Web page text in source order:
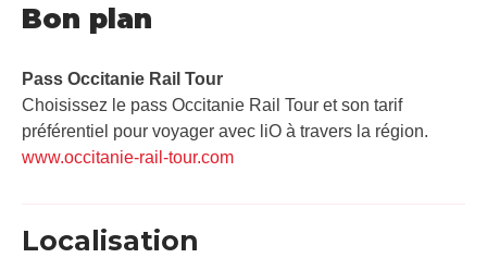
Bon plan
Pass Occitanie Rail Tour​
Choisissez le pass Occitanie Rail Tour et son tarif
préférentiel pour voyager avec liO à travers la région.
www.occitanie-rail-tour.com
Localisation